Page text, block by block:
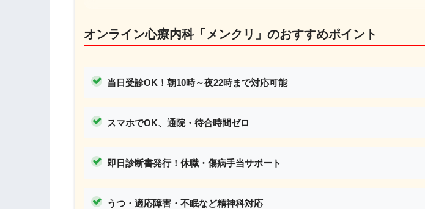
オンライン心療内科「メンクリ」のおすすめポイント
当日受診OK！ 朝10時～夜22時まで対応可能
スマホでOK、通院・待合時間ゼロ
即日診断書発行！休職・傷病手当サポート
うつ・適応障害・不眠など精神科対応